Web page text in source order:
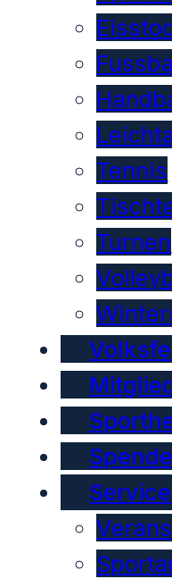
Tennis
Turnen
Service